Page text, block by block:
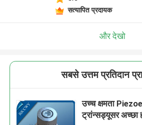
सत्यापित प्रदायक
और देखो
सबसे उत्तम प्रतिदान
उच्च क्षमता
ट्रांन्सड्यूसर अच्छा